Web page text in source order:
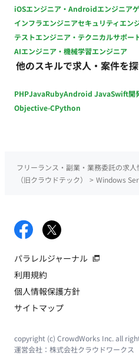
iOSエンジニア・Androidエンジニア
インフラエンジニアセキュリティエン
テストエンジニア・テクニカルサポー
AIエンジニア・機械学習エンジニア
他のスキルで求人・案件を
PHPJavaRubyAndroid JavaSwift開
Objective-CPython
フリーランス・副業・業務委託の求
（旧クラウドテック）
> Windows
パラレルジャーナル
利用規約
個人情報保護方針
サイトマップ
copyright (c) CrowdWorks Inc. all
運営会社： 株式会社クラウドワークス